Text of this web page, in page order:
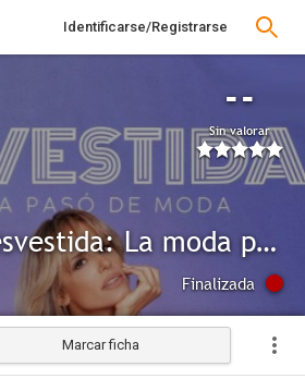
Identificarse/Registrarse
--
Sin valorar
Desvestida: La moda pasó de moda
Finalizada
Marcar ficha